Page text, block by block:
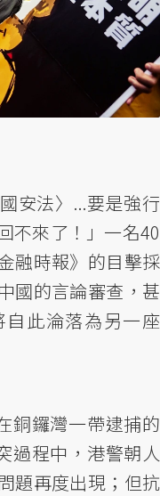
安法〉...要是強行
不來了！」一名40
融時報》的目擊採
國的言論審查，甚
此淪落為另一座
銅鑼灣一帶逮捕的
過程中，港警朝人
題再度出現；但抗